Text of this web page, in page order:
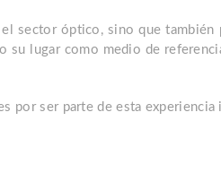
sector óptico, sino que también
su lugar como medio de
por ser parte de esta experiencia